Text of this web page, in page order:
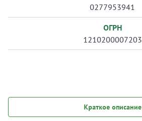
0277953941
ОГРН
1210200007203
Краткое описание